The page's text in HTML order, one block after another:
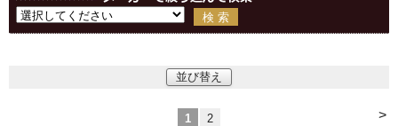
並び替え
>
1 2